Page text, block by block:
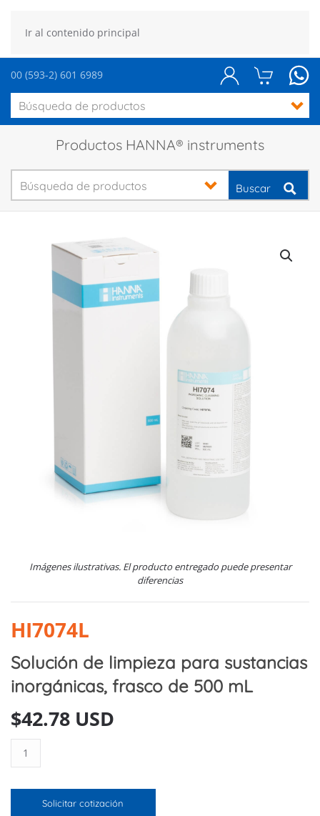
Ir al contenido principal
00 (593-2) 601 6989
Productos HANNA® instruments
Buscar
Imágenes ilustrativas. El producto entregado puede presentar
diferencias
HI7074L
Solución de limpieza para sustancias
inorgánicas, frasco de 500 mL
$42.78 USD
para
sustanciasSolicitar cotización